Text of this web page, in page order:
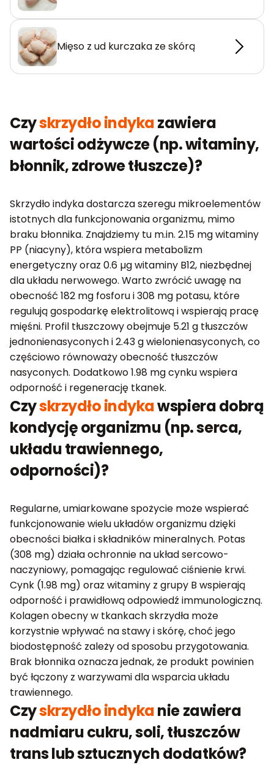
Mięso z ud kurczaka ze skórą
Czyskrzydło indykazawiera
wartości odżywcze (np. witaminy,
błonnik, zdrowe tłuszcze)?
Skrzydło indyka dostarcza szeregu mikroelementów
istotnych dla funkcjonowania organizmu, mimo
braku błonnika. Znajdziemy tu m.in. 2.15 mg witaminy
PP (niacyny), która wspiera metabolizm
energetyczny oraz 0.6 µg witaminy B12, niezbędnej
dla układu nerwowego. Warto zwrócić uwagę na
obecność 182 mg fosforu i 308 mg potasu, które
regulują gospodarkę elektrolitową i wspierają pracę
mięśni. Profil tłuszczowy obejmuje 5.21 g tłuszczów
jednonienasyconych i 2.43 g wielonienasyconych, co
częściowo równoważy obecność tłuszczów
nasyconych. Dodatkowo 1.98 mg cynku wspiera
odporność i regenerację tkanek.
Czyskrzydło indykawspiera dobrą
kondycję organizmu (np. serca,
układu trawiennego,
odporności)?
Regularne, umiarkowane spożycie może wspierać
funkcjonowanie wielu układów organizmu dzięki
obecności białka i składników mineralnych. Potas
(308 mg) działa ochronnie na układ sercowo-
naczyniowy, pomagając regulować ciśnienie krwi.
Cynk (1.98 mg) oraz witaminy z grupy B wspierają
odporność i prawidłową odpowiedź immunologiczną.
Kolagen obecny w tkankach skrzydła może
korzystnie wpływać na stawy i skórę, choć jego
biodostępność zależy od sposobu przygotowania.
Brak błonnika oznacza jednak, że produkt powinien
być łączony z warzywami dla wsparcia układu
trawiennego.
Czyskrzydło indykanie zawiera
nadmiaru cukru, soli, tłuszczów
trans lub sztucznych dodatków?